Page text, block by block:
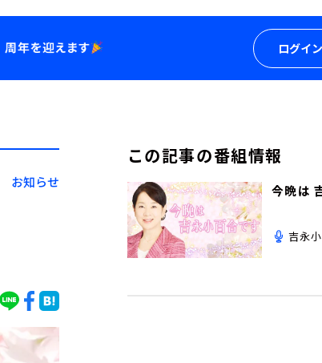
ログイン
お知らせ
この記事の番組情報
今晩は
吉永